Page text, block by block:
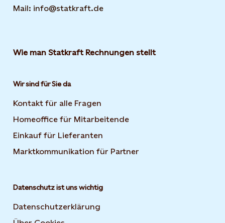
Mail: info@statkraft.de
Wie man Statkraft Rechnungen stellt
Wir sind für Sie da
Kontakt für alle Fragen
Homeoffice für Mitarbeitende
Einkauf für Lieferanten
Marktkommunikation für Partner
Datenschutz ist uns wichtig
Datenschutzerklärung